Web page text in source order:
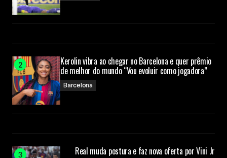
Kerolin vibra ao chegar no Barcelona e quer prêmio
de melhor do mundo “Vou evoluir como jogadora”
Barcelona
Real muda postura e faz nova oferta por Vini Jr